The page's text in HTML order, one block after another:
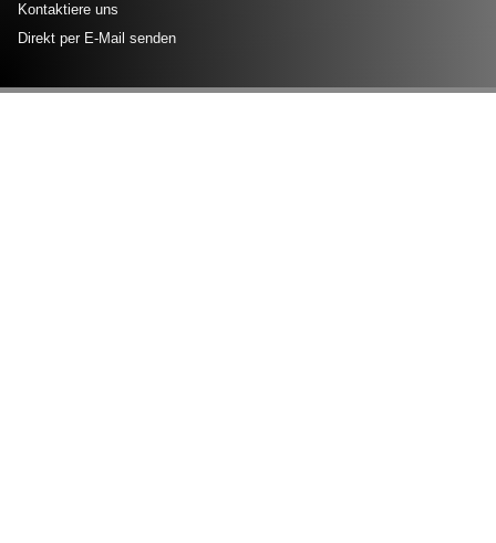
Kontaktiere uns
Direkt per E-Mail senden